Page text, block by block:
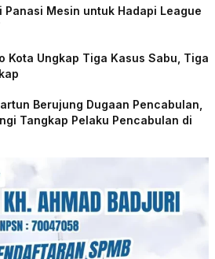
Panasi Mesin untuk Hadapi League
Kota Ungkap Tiga Kasus Sabu, Tiga
Berujung Dugaan Pencabulan,
Tangkap Pelaku Pencabulan di